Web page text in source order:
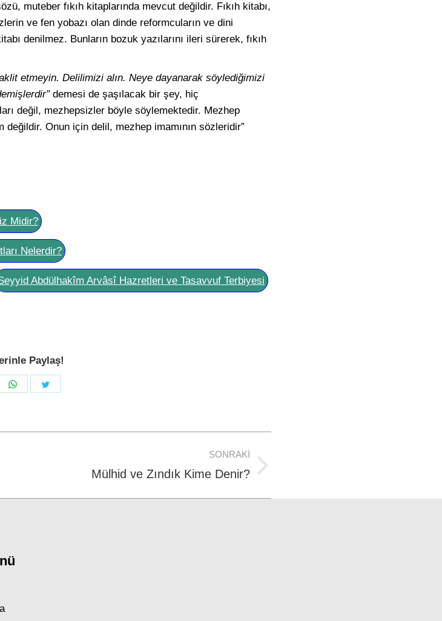
muteber fıkıh kitaplarında mevcut değildir. Fıkıh kitabı,
ve fen yobazı olan dinde reformcuların ve dini
denilmez. Bunların bozuk yazılarını ileri sürerek, fıkıh
etmeyin. Delilimizi alın. Neye dayanarak söylediğimizi
demesi de şaşılacak bir şey, hiç
değil, mezhepsizler böyle söylemektedir. Mezhep
Onun için delil, mezhep imamının sözleridir”
Midir?
Nelerdir?
Abdülhakîm Arvâsî Hazretleri ve Tasavvuf Terbiyesi
Paylaş!
Share
SONRAKI
Mülhid ve Zındık Kime Denir?